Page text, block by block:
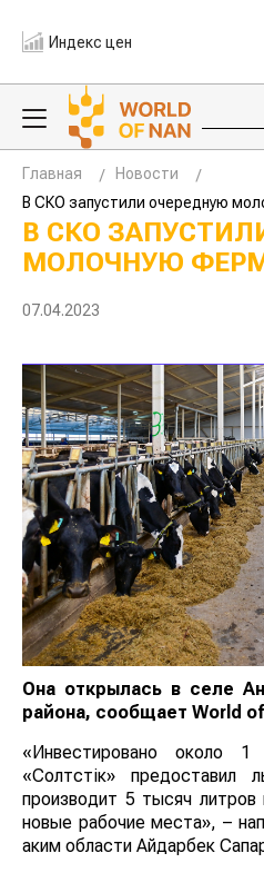
Индекс цен
Главная
Новости
В СКО запустили очередную
В СКО
МОЛОЧНУЮ
07.04.2023
Она открылась в селе
района, сообщает World
«Инвестировано около
«Солтүстік»
производит 5 тысяч
новые рабочие места», –
аким области Айдарбек